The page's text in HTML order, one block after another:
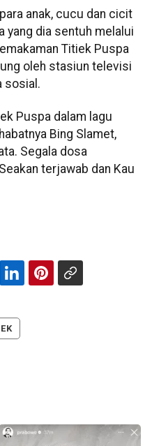
anak, cucu dan cicit
yang dia sentuh melalui
Titiek Puspa
oleh stasiun televisi
sosial.
Puspa dalam lagu
Bing Slamet,
Segala dosa
terjawab dan Kau